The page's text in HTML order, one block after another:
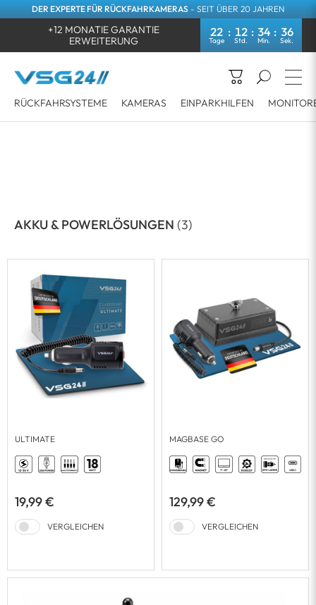
DER EXPERTE FÜR RÜCKFAHRKAMERAS - SEIT ÜBER 20 JAHREN
+12 MONATIE GARANTIE
ERWEITERUNG
22 12 34 36
RÜCKFAHRSYSTEME KAMERAS EINPARKHILFEN
AKKU & POWERLÖSUNGEN (3)
ULTIMATE
19,99 €
VERGLEICHEN
MAGBASE GO
129,99 €
VERGLEICHEN